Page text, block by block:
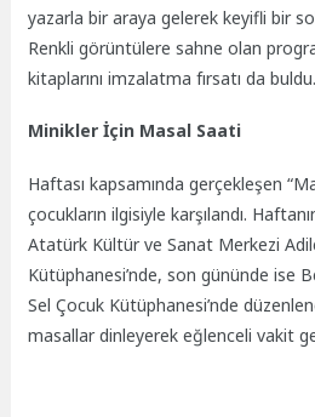
yazarla bir araya gelerek keyifli bir
Renkli görüntülere sahne olan
kitaplarını imzalatma fırsatı da
Minikler İçin Masal Saati
Haftası kapsamında gerçekleşen
çocukların ilgisiyle karşılandı.
Atatürk Kültür ve Sanat Merkezi
Kütüphanesi’nde, son gününde ise
Sel Çocuk Kütüphanesi’nde
masallar dinleyerek eğlenceli vakit